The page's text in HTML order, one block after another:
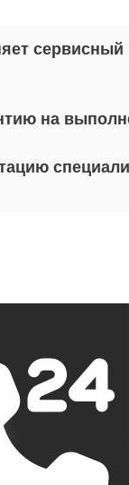
от
от
от
сервисный
на